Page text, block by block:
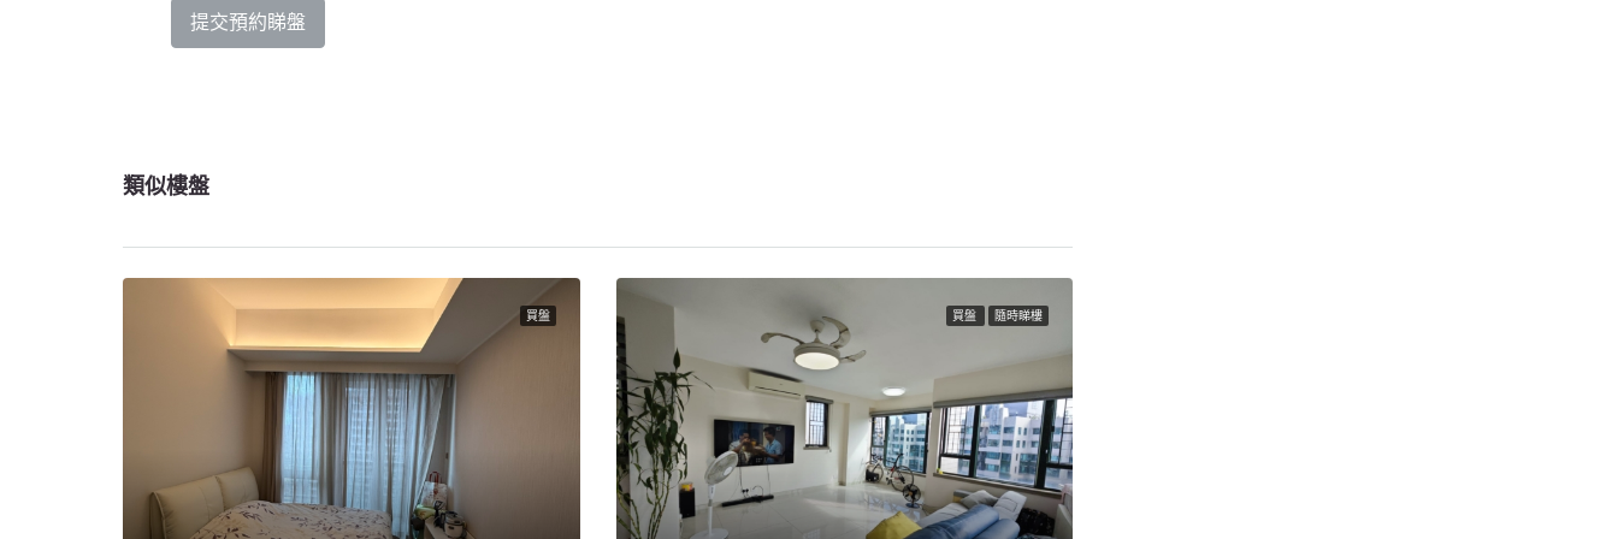
提交預約睇盤
類似樓盤
買盤 買盤 隨時睇樓